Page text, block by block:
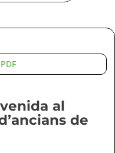
al
de